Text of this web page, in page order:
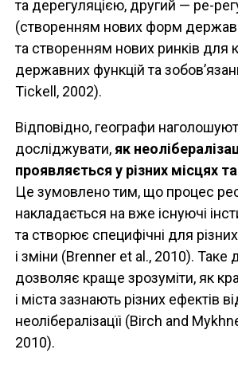
та дерегуляцією, другий — ре-
(створенням нових форм
та створенням нових ринків для
державних функцій та
Tickell, 2002).
Відповідно, географи
досліджувати, як
проявляється у різних місцях
Це зумовлено тим, що процес
накладається на вже існуючі
та створює специфічні для
і зміни (Brenner et al., 2010). Таке
дозволяє краще зрозуміти, як
і міста зазнають різних ефектів
неолібералізацїі (Birch and
2010).